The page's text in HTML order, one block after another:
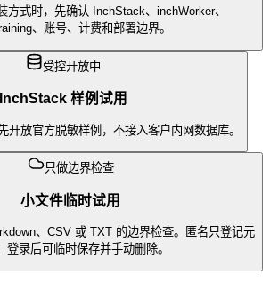
方式时，先确认 InchStack、inchWorker、
、账号、计费和部署边界。
受控开放中
InchStack 样例试用
开放官方脱敏样例，不接入客户内网数据库。
只做边界检查
小文件临时试用
、CSV 或 TXT 的边界检查。匿名只登记元
登录后可临时保存并手动删除。